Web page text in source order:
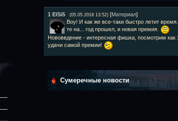
1 ElSi5 (05.05.2018 13:52) [Материал]
Воу! И как же все-таки быстро летит
те на... год прошел, и новая премия.
Нововвдение - интересная фишка, посмотрим как
удачи самой премии!
Сумеречные новости